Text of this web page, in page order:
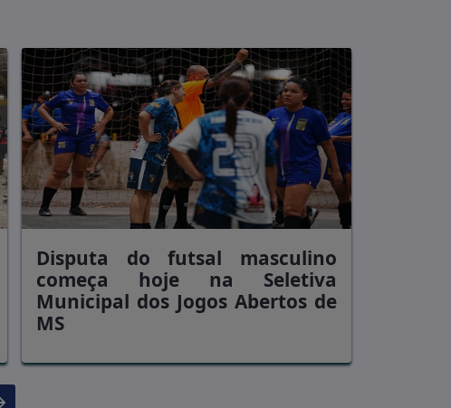
Disputa do futsal masculino
começa hoje na Seletiva
Municipal dos Jogos Abertos de
MS